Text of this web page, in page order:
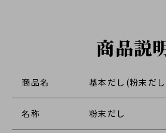
商品説
商品名 基本だし(粉末だ
名称 粉末だし